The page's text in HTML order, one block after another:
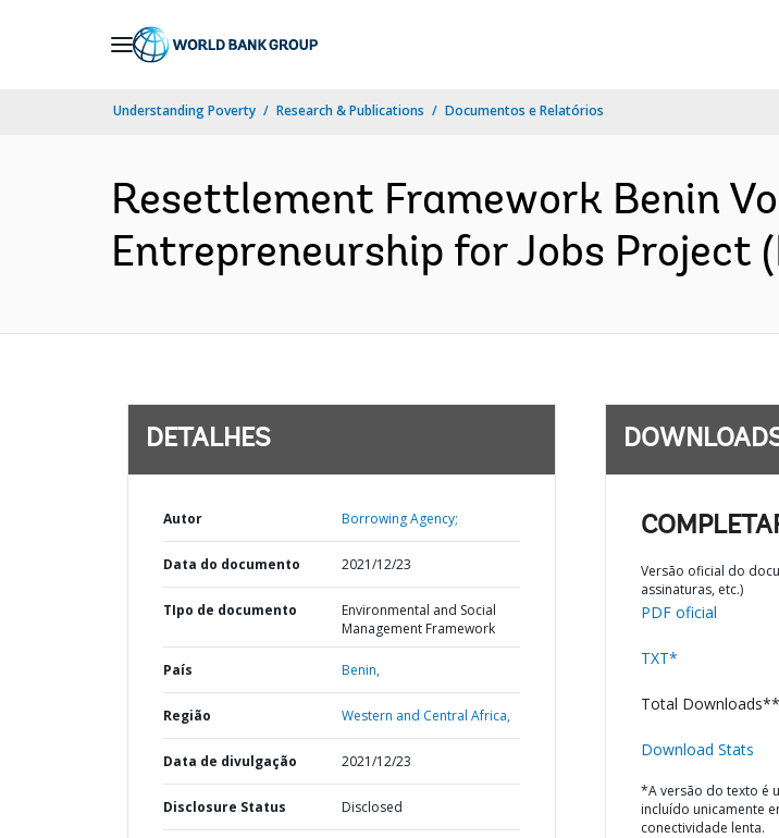
Understanding Poverty Research & Publications Documentos e Relatórios
Resettlement Framework Benin
Entrepreneurship for Jobs Project
DETALHES
Autor Borrowing Agency;
Data do documento 2021/12/23
TIpo de documento
Environmental and Social
Management Framework
País Benin,
Região Western and Central Africa,
Data de divulgação 2021/12/23
Disclosure Status Disclosed
Versão oficial do
assinaturas, etc.)
PDF oficial
TXT*
Total
Download Stats
*A versão do texto é
incluído unicamente
conectividade lenta.